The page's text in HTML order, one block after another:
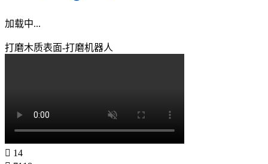
加载中...
打磨木质表面-打磨机器人
14